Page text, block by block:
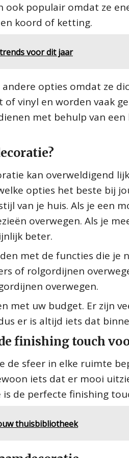
ook populair omdat ze
koord of ketting.
voor dit jaar
opties omdat ze
vinyl en worden vaak
met behulp van
kan overweldigend
opties het beste bij
van je huis. Als je een
overwegen. Als je
beter.
met de functies die je
of rolgordijnen
overwegen.
met uw budget. Er zijn
er is altijd iets dat
finishing touch
de sfeer in elke ruimte
iets dat er mooi
de perfecte finishing
thuisbibliotheek